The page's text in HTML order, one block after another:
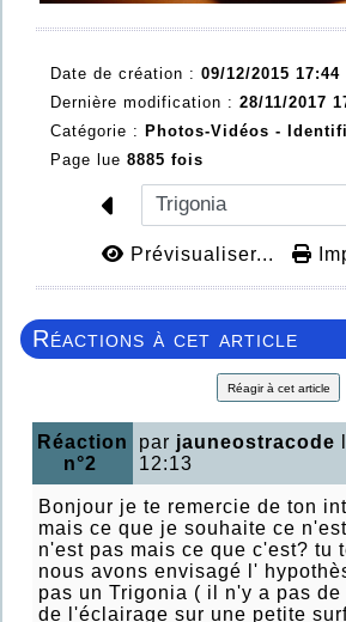
Date de création : 09/12/2015 17:44
Dernière modification : 28/11/2017
Catégorie : Photos-Vidéos -
Page lue 8885 fois
Prévisualiser...
Réactions à cet article
Réagir à cet article
Réaction
n°2
par jauneostracode
12:13
Bonjour je te remercie de ton
mais ce que je souhaite ce
n'est pas mais ce que c'est? tu
nous avons envisagé l'
pas un Trigonia ( il n'y a pas
de l'éclairage sur une petite